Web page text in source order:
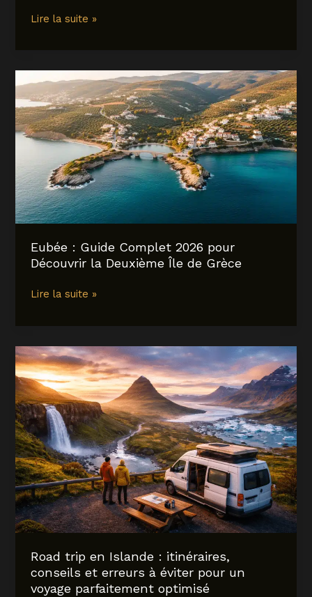
Madère
guide
complet
pour
choisir
la
meilleure
période
selon
vos
activités
Lire la suite »
Eubée : Guide Complet 2026 pour
Découvrir la Deuxième Île de Grèce
Eubée
2026
pour
Découvrir
la
Deuxième
Île
de
Grèce
Lire la suite »
Road trip en Islande : itinéraires,
conseils et erreurs à éviter pour un
voyage parfaitement optimisé